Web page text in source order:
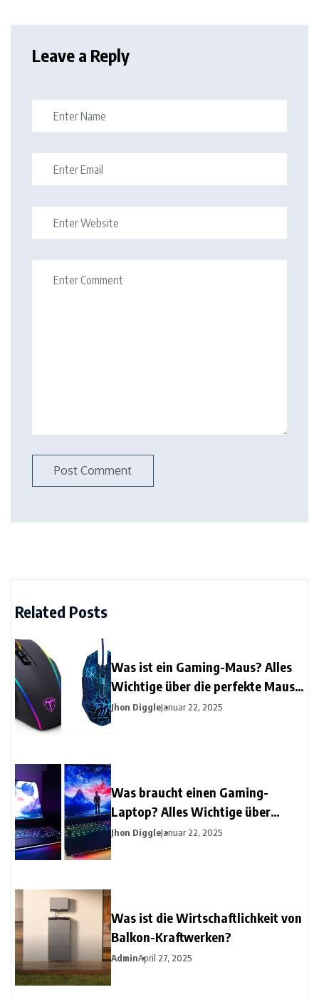
Leave a Reply
Related Posts
Was ist ein Gaming-Maus? Alles
Wichtige über die perfekte Maus
für Gamer
Jhon DiggleJanuar 22, 2025
Was braucht einen Gaming-
Laptop? Alles Wichtige über
Gaming-Laptops
Jhon DiggleJanuar 22, 2025
Was ist die Wirtschaftlichkeit von
Balkon-Kraftwerken?
AdminApril 27, 2025